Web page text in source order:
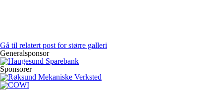
Gå til relatert post for større galleri
Generalsponsor
Sponsorer